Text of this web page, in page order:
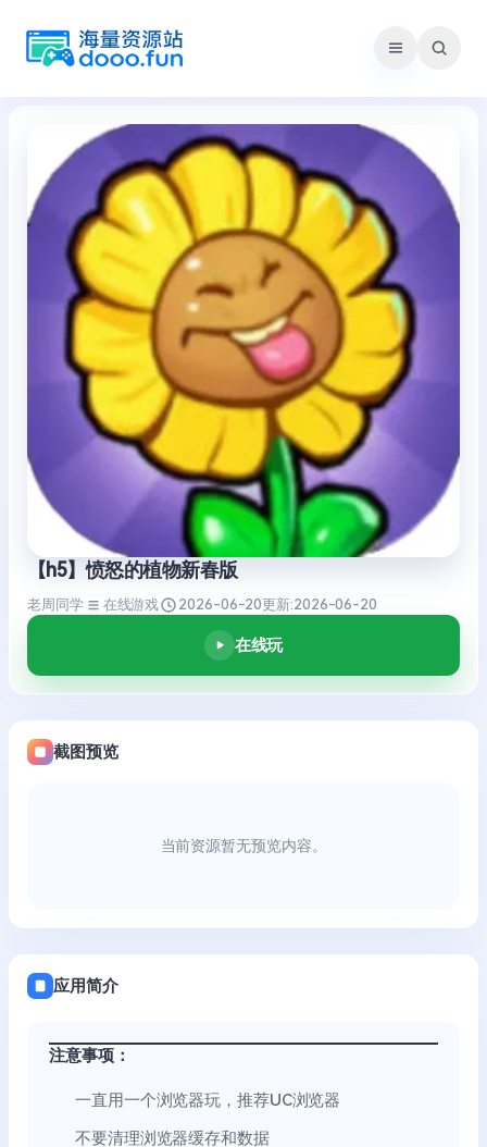
【h5】愤怒的植物新春版
老周同学 在线游戏 2026-06-20更新:2026-06-20
在线玩
截图预览
当前资源暂无预览内容。
应用简介
注意事项：
一直用一个浏览器玩，推荐UC浏览器
不要清理浏览器缓存和数据